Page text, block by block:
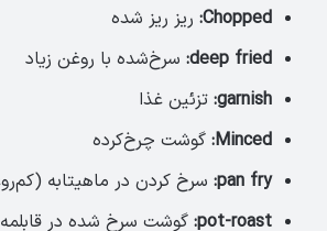
Chopped: ریز ریز شده
deep fried: سرخ‌شده با روغن زیاد
garnish: تزئین غذا
Minced: گوشت چرخ‌کرده
pan fry: سرخ کردن در ماهیتابه
pot-roast: گوشت سرخ شده در قابلمه